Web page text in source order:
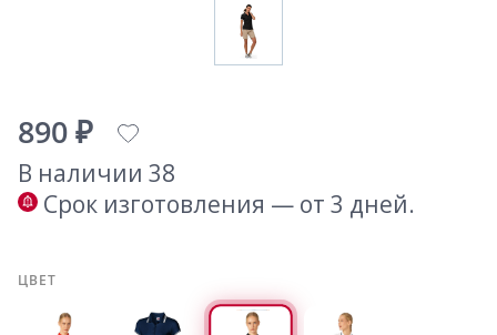
890 ₽
В наличии 38
Срок изготовления — от 3 дней.
ЦВЕТ